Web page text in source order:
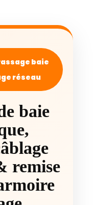
baie
réseau
baie
remise